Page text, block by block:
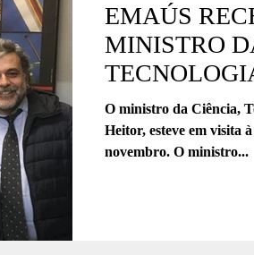
EMAÚS
MINISTRO
SUPERIOR
O ministro da Ciência,
Heitor, esteve em visita
novembro. O ministro...